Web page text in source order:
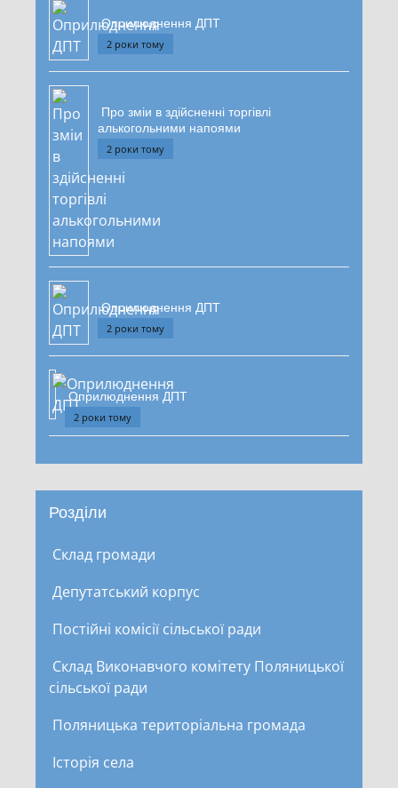
Оприлюднення ДПТ
2 роки тому
Про зміи в здійсненні торгівлі
алькогольними напоями
2 роки тому
Оприлюднення ДПТ
2 роки тому
Оприлюднення ДПТ
2 роки тому
Розділи
Склад громади
Депутатський корпус
Постійні комісії сільської ради
Склад Виконавчого комітету Поляницької
сільської ради
Поляницька територіальна громада
Історія села